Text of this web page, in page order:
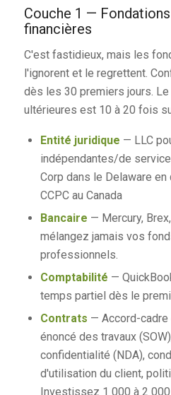
Couche 1 —
financières
C'est fastidieux, mais les
l'ignorent et le regrettent.
dès les 30 premiers jours.
ultérieures est 10 à 20 fois
Entité juridique — LLC
indépendantes/de
Corp dans le Delaware
CCPC au Canada
Bancaire — Mercury,
mélangez jamais vos
professionnels.
Comptabilité —
temps partiel dès le
Contrats — Accord-
énoncé des travaux
confidentialité (NDA),
d'utilisation du client,
Investissez 1 000 à 2